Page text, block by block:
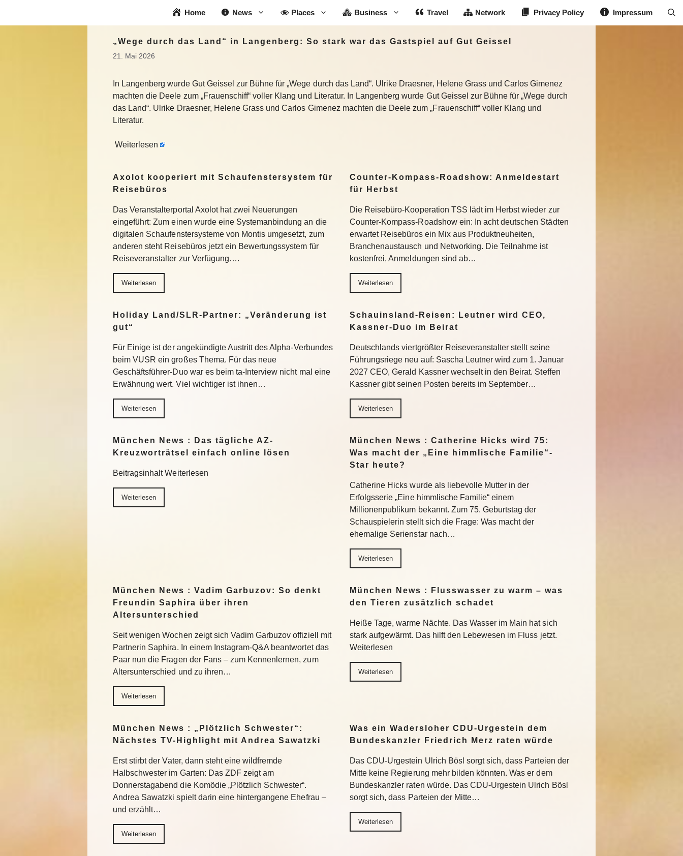
Home News Places Business Travel Network Privacy Policy Impressum
„Wege durch das Land“ in Langenberg: So stark war das Gastspiel auf Gut Geissel
21. Mai 2026
In Langenberg wurde Gut Geissel zur Bühne für „Wege durch das Land“. Ulrike Draesner, Helene Grass und Carlos Gimenez
machten die Deele zum „Frauenschiff“ voller Klang und Literatur. In Langenberg wurde Gut Geissel zur Bühne für „Wege durch
das Land“. Ulrike Draesner, Helene Grass und Carlos Gimenez machten die Deele zum „Frauenschiff“ voller Klang und
Literatur.
Weiterlesen
Axolot kooperiert mit Schaufenstersystem für
Reisebüros
Das Veranstalterportal Axolot hat zwei Neuerungen
eingeführt: Zum einen wurde eine Systemanbindung an die
digitalen Schaufenstersysteme von Montis umgesetzt, zum
anderen steht Reisebüros jetzt ein Bewertungssystem für
Reiseveranstalter zur Verfügung….
Weiterlesen
Counter-Kompass-Roadshow: Anmeldestart
für Herbst
Die Reisebüro-Kooperation TSS lädt im Herbst wieder zur
Counter-Kompass-Roadshow ein: In acht deutschen Städten
erwartet Reisebüros ein Mix aus Produktneuheiten,
Branchenaustausch und Networking. Die Teilnahme ist
kostenfrei, Anmeldungen sind ab…
Weiterlesen
Holiday Land/SLR-Partner: „Veränderung ist
gut“
Für Einige ist der angekündigte Austritt des Alpha-Verbundes
beim VUSR ein großes Thema. Für das neue
Geschäftsführer-Duo war es beim ta-Interview nicht mal eine
Erwähnung wert. Viel wichtiger ist ihnen…
Weiterlesen
Schauinsland-Reisen: Leutner wird CEO,
Kassner-Duo im Beirat
Deutschlands viertgrößter Reiseveranstalter stellt seine
Führungsriege neu auf: Sascha Leutner wird zum 1. Januar
2027 CEO, Gerald Kassner wechselt in den Beirat. Steffen
Kassner gibt seinen Posten bereits im September…
Weiterlesen
München News : Das tägliche AZ-
Kreuzworträtsel einfach online lösen
Beitragsinhalt Weiterlesen
Weiterlesen
München News : Catherine Hicks wird 75:
Was macht der „Eine himmlische Familie“-
Star heute?
Catherine Hicks wurde als liebevolle Mutter in der
Erfolgsserie „Eine himmlische Familie“ einem
Millionenpublikum bekannt. Zum 75. Geburtstag der
Schauspielerin stellt sich die Frage: Was macht der
ehemalige Serienstar nach…
Weiterlesen
München News : Vadim Garbuzov: So denkt
Freundin Saphira über ihren
Altersunterschied
Seit wenigen Wochen zeigt sich Vadim Garbuzov offiziell mit
Partnerin Saphira. In einem Instagram-Q&A beantwortet das
Paar nun die Fragen der Fans – zum Kennenlernen, zum
Altersunterschied und zu ihren…
Weiterlesen
München News : Flusswasser zu warm – was
den Tieren zusätzlich schadet
Heiße Tage, warme Nächte. Das Wasser im Main hat sich
stark aufgewärmt. Das hilft den Lebewesen im Fluss jetzt.
Weiterlesen
Weiterlesen
München News : „Plötzlich Schwester“:
Nächstes TV-Highlight mit Andrea Sawatzki
Erst stirbt der Vater, dann steht eine wildfremde
Halbschwester im Garten: Das ZDF zeigt am
Donnerstagabend die Komödie „Plötzlich Schwester“.
Andrea Sawatzki spielt darin eine hintergangene Ehefrau –
und erzählt…
Weiterlesen
Was ein Wadersloher CDU-Urgestein dem
Bundeskanzler Friedrich Merz raten würde
Das CDU-Urgestein Ulrich Bösl sorgt sich, dass Parteien der
Mitte keine Regierung mehr bilden könnten. Was er dem
Bundeskanzler raten würde. Das CDU-Urgestein Ulrich Bösl
sorgt sich, dass Parteien der Mitte…
Weiterlesen